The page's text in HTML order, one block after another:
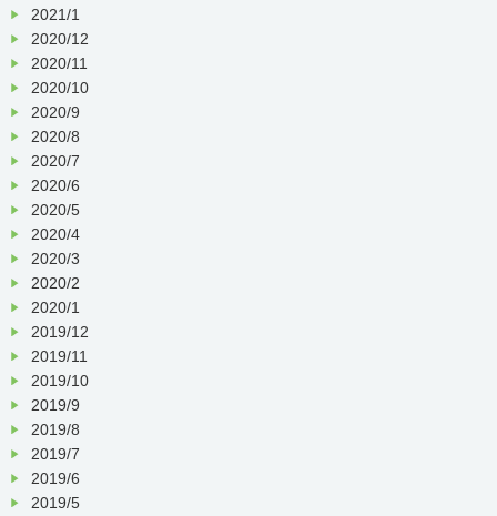
2021/1
2020/12
2020/11
2020/10
2020/9
2020/8
2020/7
2020/6
2020/5
2020/4
2020/3
2020/2
2020/1
2019/12
2019/11
2019/10
2019/9
2019/8
2019/7
2019/6
2019/5